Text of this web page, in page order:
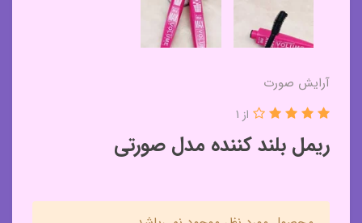
آرایش صورت
ریمل بلند کننده مدل صورتی
از 1